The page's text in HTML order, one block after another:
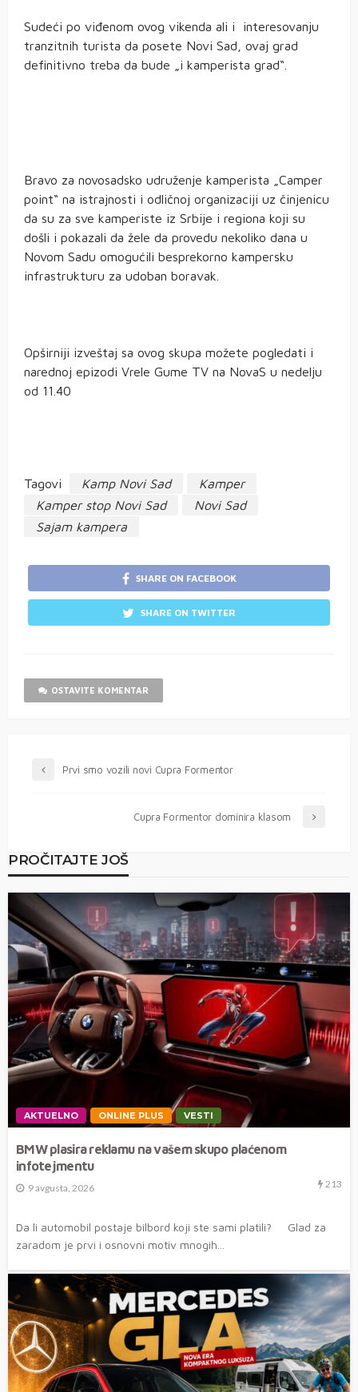
Sudeći po viđenom ovog vikenda ali i interesovanju
tranzitnih turista da posete Novi Sad, ovaj grad
definitivno treba da bude „i kamperista grad“.
Bravo za novosadsko udruženje kamperista „Camper
point“ na istrajnosti i odličnoj organizaciji uz činjenicu
da su za sve kamperiste iz Srbije i regiona koji su
došli i pokazali da žele da provedu nekoliko dana u
Novom Sadu omogućili besprekorno kampersku
infrastrukturu za udoban boravak.
Opširniji izveštaj sa ovog skupa možete pogledati i
narednoj epizodi Vrele Gume TV na NovaS u nedelju
od 11.40
Tagovi Kamp Novi Sad
Kamper
Kamper stop Novi Sad
Novi Sad
Sajam kampera
SHARE ON FACEBOOK
SHARE ON TWITTER
OSTAVITE KOMENTAR
Prvi smo vozili novi Cupra Formentor
Cupra Formentor dominira klasom
PROČITAJTE JOŠ
AKTUELNO ONLINE PLUS VESTI
BMW plasira reklamu na vašem skupo plaćenom
infotejmentu
9 avgusta, 2026 213
Da li automobil postaje bilbord koji ste sami platili? Glad za
zaradom je prvi i osnovni motiv mnogih...